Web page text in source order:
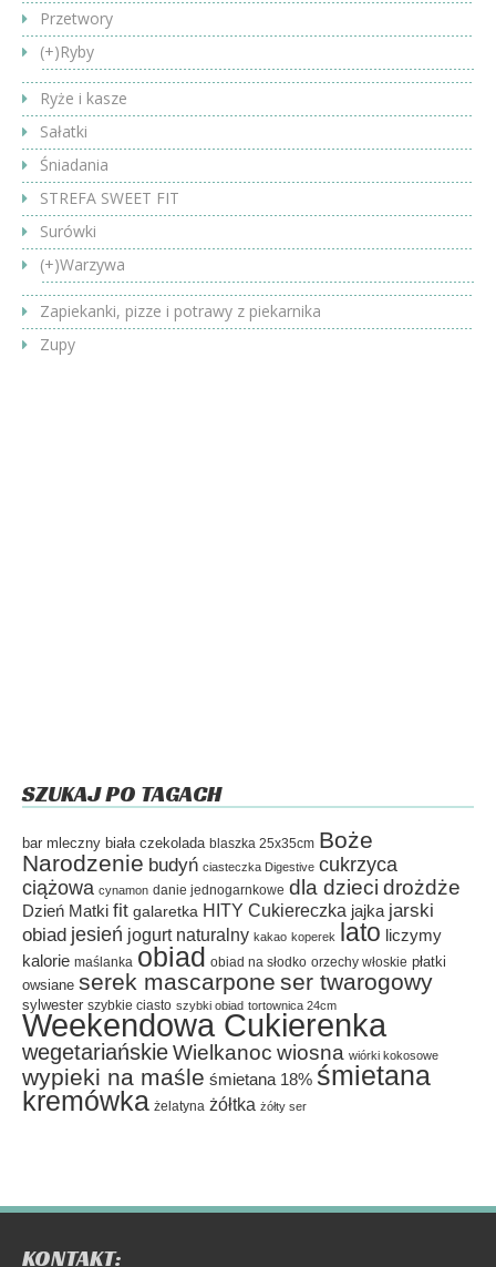
Przetwory
(+)Ryby
Ryże i kasze
Sałatki
Śniadania
STREFA SWEET FIT
Surówki
(+)Warzywa
Zapiekanki, pizze i potrawy z piekarnika
Zupy
SZUKAJ PO TAGACH
bar mleczny biała czekolada blaszka 25x35cm Boże
Narodzenie budyń ciasteczka Digestive cukrzyca
ciążowa cynamon danie jednogarnkowe dla dzieci drożdże
Dzień Matki fit galaretka HITY Cukiereczka jajka jarski
obiad jesień jogurt naturalny kakao koperek lato liczymy
kalorie maślanka obiad obiad na słodko orzechy włoskie płatki
owsiane serek mascarpone ser twarogowy
sylwester szybkie ciasto szybki obiad tortownica 24cm
Weekendowa Cukierenka
wegetariańskieWielkanoc wiosna wiórki kokosowe
wypieki na maśle śmietana 18% śmietana
kremówka żelatyna żółtka żółty ser
KONTAKT: